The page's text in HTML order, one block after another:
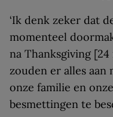
‘Ik denk zeker dat
momenteel
na Thanksgiving [24
zouden er alles aan
onze familie en
besmettingen te